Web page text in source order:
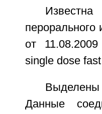
Известна
от
single dose
Выделены
Данные